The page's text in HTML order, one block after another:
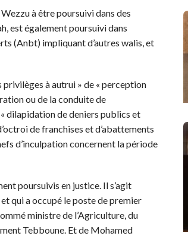
à être poursuivi dans des
est également poursuivi dans
(Anbt) impliquant d’autres walis, et
à autrui » de « perception
ou de la conduite de
dilapidation de deniers publics et
de franchises et d’abattements
d’inculpation concernent la période
poursuivis en justice. Il s’agit
qui a occupé le poste de premier
ministre de l’Agriculture, du
Tebboune. Et de Mohamed